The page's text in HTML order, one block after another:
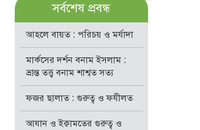
সর্বশেষ প্রবন্ধ
আহলে বায়ত : পরিচয় ও মর্যাদা
মার্কসের দর্শন বনাম ইসলাম :
ভ্রান্ত তত্ত্ব বনাম শাশ্বত সত্য
ফজর ছালাত : গুরুত্ব ও ফযীলত
আযান ও ইক্বামতের গুরুত্ব ও